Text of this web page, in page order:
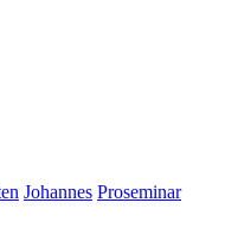
Johannes Proseminar